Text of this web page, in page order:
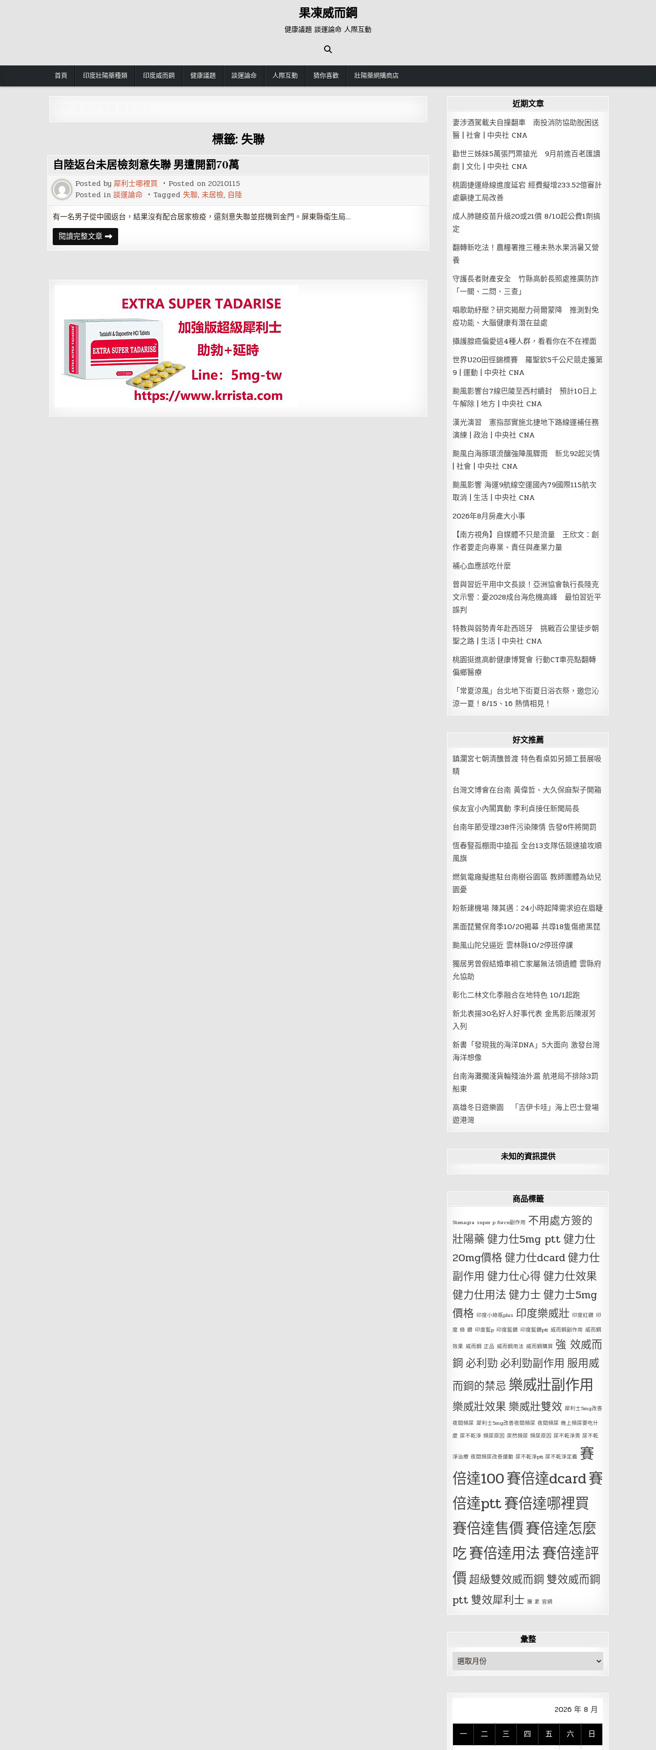
果凍威而鋼
健康議題 談運論命 人際互動
首頁 印度壯陽藥種類 印度威而鋼 健康議題 談運論命 人際互動 猜你喜歡 壯陽藥網購商店
標籤: 失聯
自陸返台未居檢刻意失聯 男遭開罰70萬
Posted by 犀利士哪裡買 Posted on 20210115
Posted in 談運論命 Tagged 失聯, 未居檢, 自陸
有一名男子從中國返台，結果沒有配合居家檢疫，還刻意失聯並搭機到金門。屏東縣衛生局…
閱讀完整文章自
陸
返
檢
男
遭
開
罰
70
萬
近期文章
妻涉酒駕載夫自撞翻車 南投消防協助脫困送
醫 | 社會 | 中央社 CNA
勸世三姊妹5萬張門票搶光 9月前進百老匯讀
劇 | 文化 | 中央社 CNA
桃園捷運綠線進度延宕 經費擬增233.52億審計
處籲捷工局改善
成人肺鏈疫苗升級20或21價 8/10起公費1劑搞
定
翻轉新吃法！農糧署推三種未熟水果消暑又營
養
守護長者財產安全 竹縣高齡長照處推廣防詐
「一關、二問、三查」
唱歌助紓壓？研究揭壓力荷爾蒙降 推測對免
疫功能、大腦健康有潛在益處
攝護腺癌偏愛這4種人群，看看你在不在裡面
世界U20田徑錦標賽 羅聖欽5千公尺競走獲第
9 | 運動 | 中央社 CNA
颱風影響台7線巴陵至西村續封 預計10日上
午解除 | 地方 | 中央社 CNA
漢光演習 憲指部實施北捷地下路線運補任務
演練 | 政治 | 中央社 CNA
颱風白海豚環流釀強陣風驟雨 新北92起災情
| 社會 | 中央社 CNA
颱風影響 海運9航線空運國內79國際115航次
取消 | 生活 | 中央社 CNA
2026年8月房產大小事
【南方視角】自媒體不只是流量 王欣文：創
作者要走向專業、責任與產業力量
補心血應該吃什麼
曾與習近平用中文長談！亞洲協會執行長陸克
文示警：憂2028成台海危機高峰 最怕習近平
誤判
特教與弱勢青年赴西班牙 挑戰百公里徒步朝
聖之路 | 生活 | 中央社 CNA
桃園挺進高齡健康博覽會 行動CT車亮點翻轉
偏鄉醫療
「常夏涼風」台北地下街夏日浴衣祭，邀您沁
涼一夏！8/15、16 熱情相見！
好文推薦
鎮瀾宮七朝清醮普渡 特色看桌如另類工藝展吸
睛
台灣文博會在台南 黃偉哲、大久保麻梨子開箱
侯友宜小內閣異動 李利貞接任新聞局長
台南年節受理238件污染陳情 告發6件將開罰
恆春豎孤棚雨中搶孤 全台13支隊伍競速搶攻順
風旗
燃氣電廠擬進駐台南樹谷園區 教師團體為幼兒
園憂
盼新建機場 陳其邁：24小時起降需求迫在眉睫
黑面琵鷺保育季10/20揭幕 共尋18隻傷癒黑琵
颱風山陀兒逼近 雲林縣10/2停班停課
獨居男曾假結婚車禍亡家屬無法領遺體 雲縣府
允協助
彰化二林文化季融合在地特色 10/1起跑
新北表揚30名好人好事代表 金馬影后陳淑芳
入列
新書「發現我的海洋DNA」5大面向 激發台灣
海洋想像
台南海灘擱淺貨輪殘油外漏 航港局不排除3罰
船東
高雄冬日遊樂園 「吉伊卡哇」海上巴士登場
遊港灣
未知的資訊提供
商品標籤
Stenagra super p force副作用 不用處方簽的
壯陽藥健力仕5mg ptt健力仕
20mg價格健力仕dcard健力仕
副作用 健力仕心得健力仕效果
健力仕用法健力士健力士5mg
價格 印度小綠瓶plus 印度樂威壯 印度紅鑽 印
度 綠 鑽 印度藍p 印度藍鑽 印度藍鑽ptt 威而鋼副作用 威而鋼
效果 威而鋼 正品 威而鋼用法 威而鋼購買 強 效威而
鋼 必利勁 必利勁副作用 服用威
而鋼的禁忌 樂威壯副作用
樂威壯效果 樂威壯雙效 犀利士5mg改善
夜間頻尿 犀利士5mg改善夜間頻尿 夜間頻尿 晚上頻尿要吃什
麼 尿不乾淨 頻尿原因 突然頻尿 頻尿原因 尿不乾淨男 尿不乾
淨治療 夜間頻尿改善運動 尿不乾淨ptt 尿不乾淨定義 賽
倍達100賽倍達dcard賽
倍達ptt賽倍達哪裡買
賽倍達售價賽倍達怎麼
吃賽倍達用法賽倍達評
價超級雙效威而鋼 雙效威而鋼
ptt 雙效犀利士 騰 素 官網
彙整
彙
整
2026 年 8 月
一 二 三 四 五 六 日